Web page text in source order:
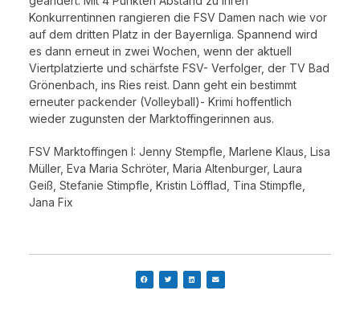
Konkurrentinnen rangieren die FSV Damen nach wie vor
auf dem dritten Platz in der Bayernliga. Spannend wird
es dann erneut in zwei Wochen, wenn der aktuell
Viertplatzierte und schärfste FSV- Verfolger, der TV Bad
Grönenbach, ins Ries reist. Dann geht ein bestimmt
erneuter packender (Volleyball)- Krimi hoffentlich
wieder zugunsten der Marktoffingerinnen aus.
FSV Marktoffingen I: Jenny Stempfle, Marlene Klaus, Lisa
Müller, Eva Maria Schröter, Maria Altenburger, Laura
Geiß, Stefanie Stimpfle, Kristin Löfflad, Tina Stimpfle,
Jana Fix